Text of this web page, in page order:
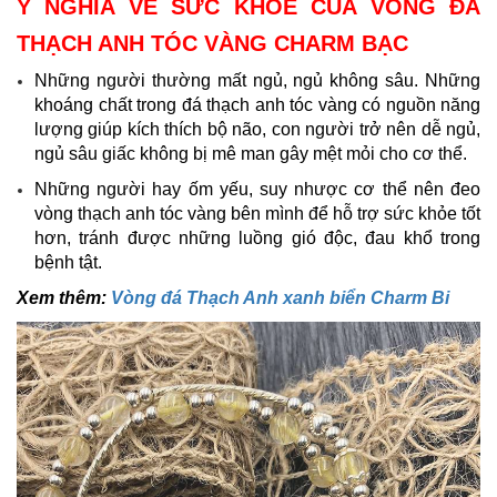
Ý NGHĨA VỀ SỨC KHỎE CỦA VÒNG ĐÁ
THẠCH ANH TÓC VÀNG CHARM BẠC
Những người thường mất ngủ, ngủ không sâu. Những
khoáng chất trong đá thạch anh tóc vàng có nguồn năng
lượng giúp kích thích bộ não, con người trở nên dễ ngủ,
ngủ sâu giấc không bị mê man gây mệt mỏi cho cơ thể.
Những người hay ốm yếu, suy nhược cơ thể nên đeo
vòng thạch anh tóc vàng bên mình để hỗ trợ sức khỏe tốt
hơn, tránh được những luồng gió độc, đau khổ trong
bệnh tật.
​Xem thêm: Vòng đá Thạch Anh xanh biển Charm Bi